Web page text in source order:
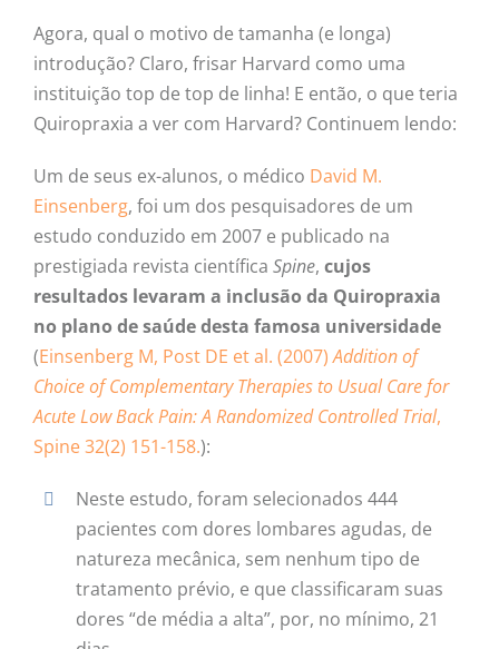
Agora, qual o motivo de tamanha (e longa)
introdução? Claro, frisar Harvard como uma
instituição top de top de linha! E então, o que teria
Quiropraxia a ver com Harvard? Continuem lendo:
Um de seus ex-alunos, o médico David M.
Einsenberg, foi um dos pesquisadores de um
estudo conduzido em 2007 e publicado na
prestigiada revista científica Spine, cujos
resultados levaram a inclusão da Quiropraxia
no plano de saúde desta famosa universidade
(Einsenberg M, Post DE et al. (2007)Addition of
Choice of Complementary Therapies to Usual Care for
Acute Low Back Pain: A Randomized Controlled Trial,
Spine 32(2) 151-158.):
Neste estudo, foram selecionados 444
pacientes com dores lombares agudas, de
natureza mecânica, sem nenhum tipo de
tratamento prévio, e que classificaram suas
dores “de média a alta”, por, no mínimo, 21